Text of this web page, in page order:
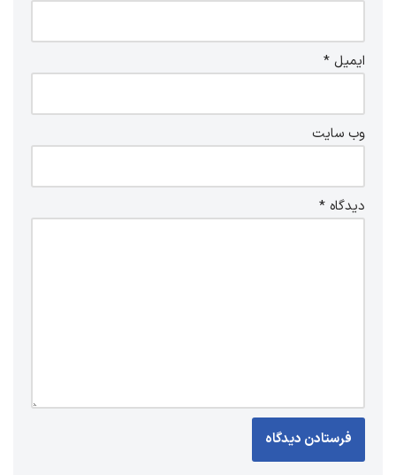
ایمیل *
وب‌ سایت
دیدگاه *